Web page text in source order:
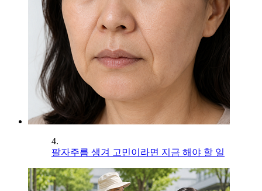
4.
팔자주름 생겨 고민이라면 지금 해야 할 일